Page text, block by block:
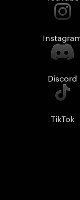
Discord
TikTok